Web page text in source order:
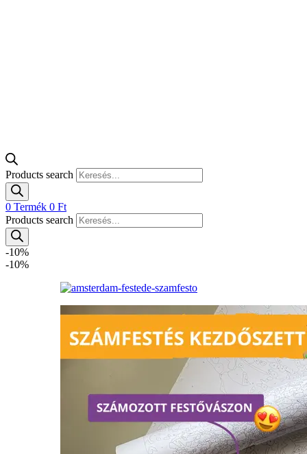
Products search
0 Termék 0 Ft
Products search
-10%
-10%